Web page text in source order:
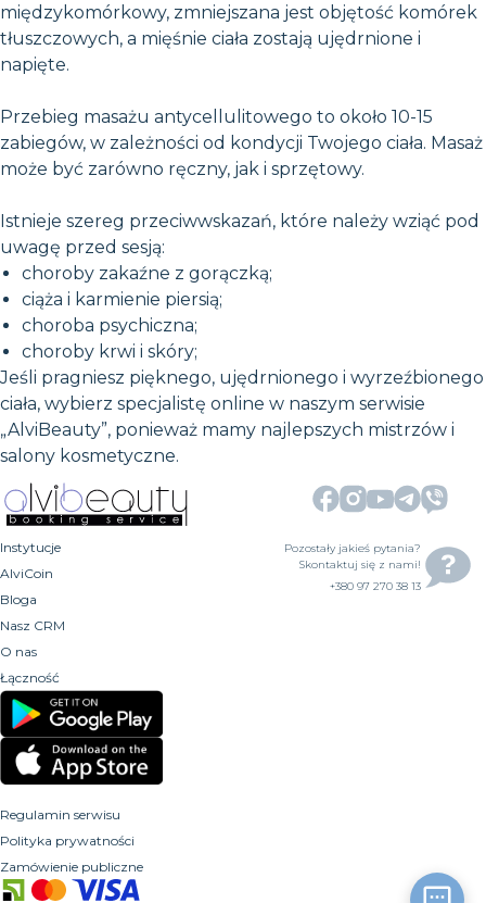
międzykomórkowy, zmniejszana jest objętość komórek
tłuszczowych, a mięśnie ciała zostają ujędrnione i
napięte.
Przebieg masażu antycellulitowego to około 10-15
zabiegów, w zależności od kondycji Twojego ciała. Masaż
może być zarówno ręczny, jak i sprzętowy.
Istnieje szereg przeciwwskazań, które należy wziąć pod
uwagę przed sesją:
choroby zakaźne z gorączką;
ciąża i karmienie piersią;
choroba psychiczna;
choroby krwi i skóry;
Jeśli pragniesz pięknego, ujędrnionego i wyrzeźbionego
ciała, wybierz specjalistę online w naszym serwisie
„AlviBeauty”, ponieważ mamy najlepszych mistrzów i
salony kosmetyczne.
Instytucje
AlviCoin
Bloga
Nasz CRM
O nas
Łączność
Pozostały jakieś pytania?
Skontaktuj się z nami!
+380 97 270 38 13
Regulamin serwisu
Polityka prywatności
Zamówienie publiczne